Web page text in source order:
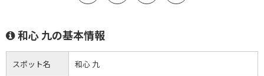
和心 九の基本情報
スポット名 和心 九